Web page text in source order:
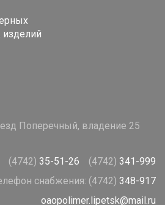
изделий
Поперечный, владение 25
(4742) 35-51-26 (4742) 341-999
снабжения: (4742) 348-917
oaopolimer.lipetsk@mail.ru